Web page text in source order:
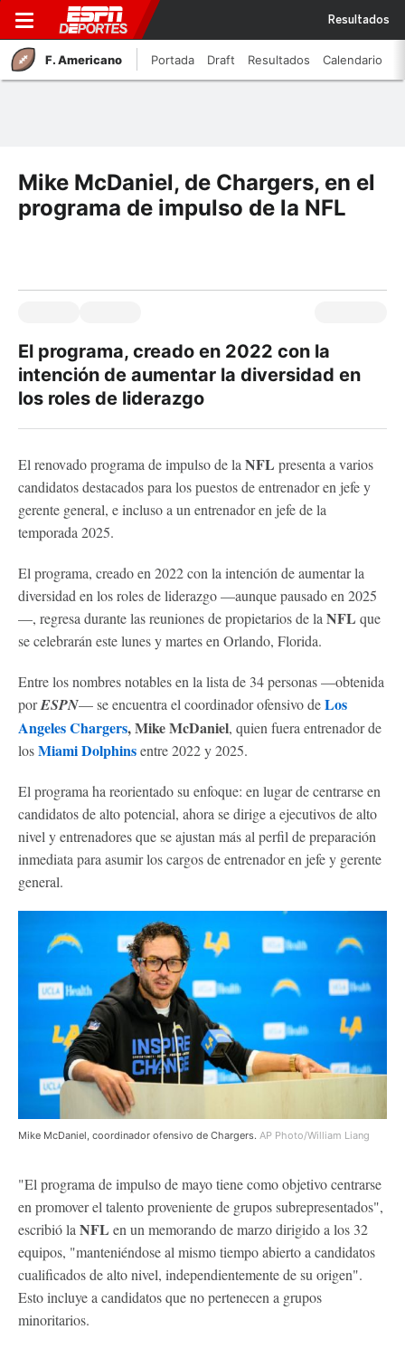
Resultados
F. Americano Portada Draft Resultados Calendario
Mike McDaniel, de Chargers, en el
programa de impulso de la NFL
El programa, creado en 2022 con la
intención de aumentar la diversidad en
los roles de liderazgo
El renovado programa de impulso de la NFL presenta a varios
candidatos destacados para los puestos de entrenador en jefe y
gerente general, e incluso a un entrenador en jefe de la
temporada 2025.
El programa, creado en 2022 con la intención de aumentar la
diversidad en los roles de liderazgo —aunque pausado en 2025
—, regresa durante las reuniones de propietarios de la NFL que
se celebrarán este lunes y martes en Orlando, Florida.
Entre los nombres notables en la lista de 34 personas —obtenida
porESPN— se encuentra el coordinador ofensivo deLos
Angeles Chargers, Mike McDaniel, quien fuera entrenador de
losMiami Dolphinsentre 2022 y 2025.
El programa ha reorientado su enfoque: en lugar de centrarse en
candidatos de alto potencial, ahora se dirige a ejecutivos de alto
nivel y entrenadores que se ajustan más al perfil de preparación
inmediata para asumir los cargos de entrenador en jefe y gerente
general.
Mike McDaniel, coordinador ofensivo de Chargers. AP Photo/William Liang
"El programa de impulso de mayo tiene como objetivo centrarse
en promover el talento proveniente de grupos subrepresentados",
escribió la NFL en un memorando de marzo dirigido a los 32
equipos, "manteniéndose al mismo tiempo abierto a candidatos
cualificados de alto nivel, independientemente de su origen".
Esto incluye a candidatos que no pertenecen a grupos
minoritarios.